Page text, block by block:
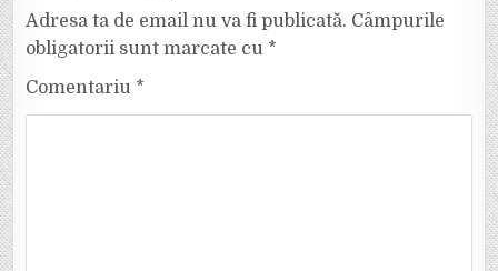
Adresa ta de email nu va fi publicată. Câmpurile
obligatorii sunt marcate cu *
Comentariu *